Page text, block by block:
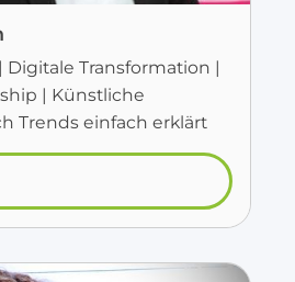
Transformation |
| Künstliche
Trends einfach erklärt